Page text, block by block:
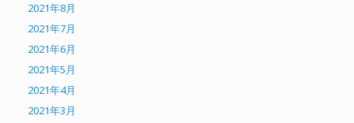
2021年8月
2021年7月
2021年6月
2021年5月
2021年4月
2021年3月